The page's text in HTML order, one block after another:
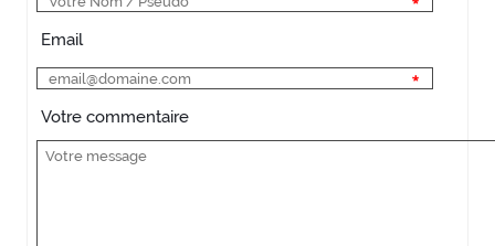
Email
Votre commentaire